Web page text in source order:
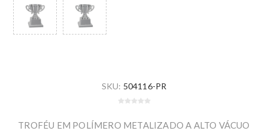
SKU: 504116-PR
TROFÉU EM POLÍMERO METALIZADO A ALTO VÁCUO